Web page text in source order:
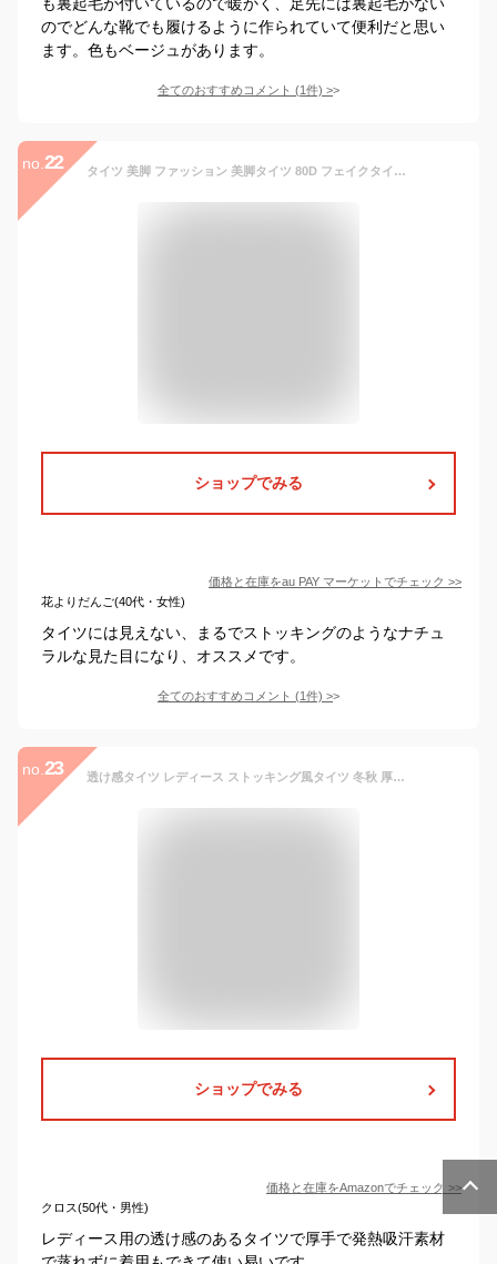
のでどんな靴でも履けるように作られていて便利だと思い
ます。色もベージュがあります。
全てのおすすめコメント (1件) >
no. 22 タイツ 美脚 ファッション 美脚タイツ 80D フェイクタイツ レディース 肌色 透け感 自然 ストッキング ベージュ 黒 ナチュラル
ショップでみる
価格と在庫をau PAY マーケット でチェック >>
花よりだんご(40代・女性)
タイツには見えない、まるでストッキングのようなナチュ
ラルな見た目になり、オススメです。
全てのおすすめコメント (1件) >
no. 23 透け感タイツ レディース ストッキング風タイツ 冬秋 厚手 パンスト 防寒 厚手 発熱 吸汗 インナー あったか 裏起毛 タイツ レギンス 無地 20代 30代 スキニー パンツ フリーサイズ 伸縮靴下 女性用 (（0℃～15℃適用）肌色透け感)
ショップでみる
価格と在庫をAmazonでチェック >>
クロス(50代・男性)
レディース用の透け感のあるタイツで厚手で発熱吸汗素材